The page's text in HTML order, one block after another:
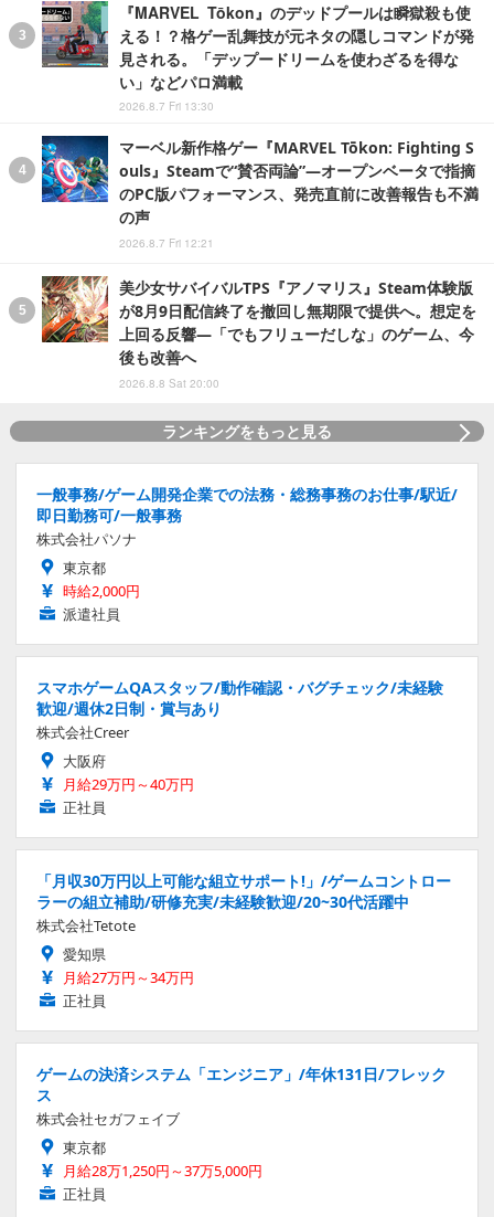
『MARVEL Tōkon』のデッドプールは瞬獄殺も使
える！？格ゲー乱舞技が元ネタの隠しコマンドが発
見される。「デップードリームを使わざるを得な
い」などパロ満載
2026.8.7 Fri 13:30
マーベル新作格ゲー『MARVEL Tōkon: Fighting S
ouls』Steamで“賛否両論”―オープンベータで指摘
のPC版パフォーマンス、発売直前に改善報告も不満
の声
2026.8.7 Fri 12:21
美少女サバイバルTPS『アノマリス』Steam体験版
が8月9日配信終了を撤回し無期限で提供へ。想定を
上回る反響―「でもフリューだしな」のゲーム、今
後も改善へ
2026.8.8 Sat 20:00
ランキングをもっと見る
一般事務/ゲーム開発企業での法務・総務事務のお仕事/駅近/
即日勤務可/一般事務
株式会社パソナ
東京都
時給2,000円
派遣社員
スマホゲームQAスタッフ/動作確認・バグチェック/未経験
歓迎/週休2日制・賞与あり
株式会社Creer
大阪府
月給29万円～40万円
正社員
「月収30万円以上可能な組立サポート!」/ゲームコントロー
ラーの組立補助/研修充実/未経験歓迎/20~30代活躍中
株式会社Tetote
愛知県
月給27万円～34万円
正社員
ゲームの決済システム「エンジニア」/年休131日/フレック
ス
株式会社セガフェイブ
東京都
月給28万1,250円～37万5,000円
正社員